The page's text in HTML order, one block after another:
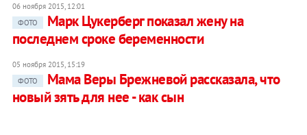
06 ноября 2015, 12:01
ФОТО
Марк Цукерберг показал жену на
последнем сроке беременности
05 ноября 2015, 15:19
ФОТО
Мама Веры Брежневой рассказала, что
новый зять для нее - как сын